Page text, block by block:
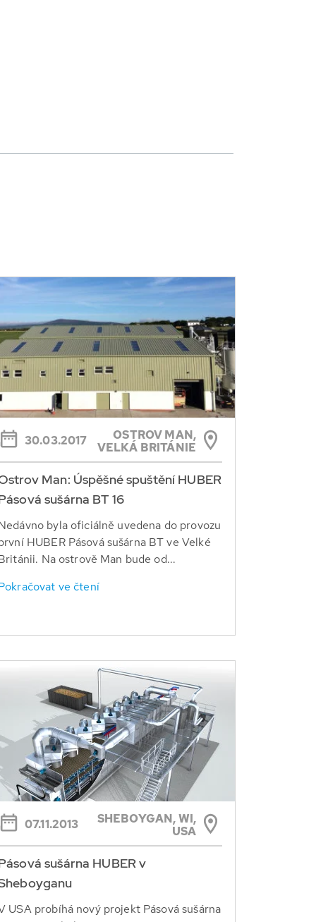
30.03.2017
OSTROV MAN,
VELKÁ BRITÁNIE
Man: Úspěšné spuštění HUBER
sušárna BT 16
byla oficiálně uvedena do provozu
HUBER Pásová sušárna BT ve Velké
Na ostrově Man bude od...
ve čtení
07.11.2013
SHEBOYGAN, WI,
USA
sušárna HUBER v
USA probíhá nový projekt Pásová sušárna